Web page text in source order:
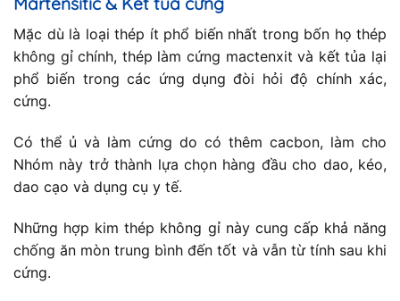
Mặc dù là loại thép ít phổ biến nhất trong bốn họ thép
không gỉ chính, thép làm cứng mactenxit và kết tủa lại
phổ biến trong các ứng dụng đòi hỏi độ chính xác,
cứng.
Có thể ủ và làm cứng do có thêm cacbon, làm cho
Nhóm này trở thành lựa chọn hàng đầu cho dao, kéo,
dao cạo và dụng cụ y tế.
Những hợp kim thép không gỉ này cung cấp khả năng
chống ăn mòn trung bình đến tốt và vẫn từ tính sau khi
cứng.